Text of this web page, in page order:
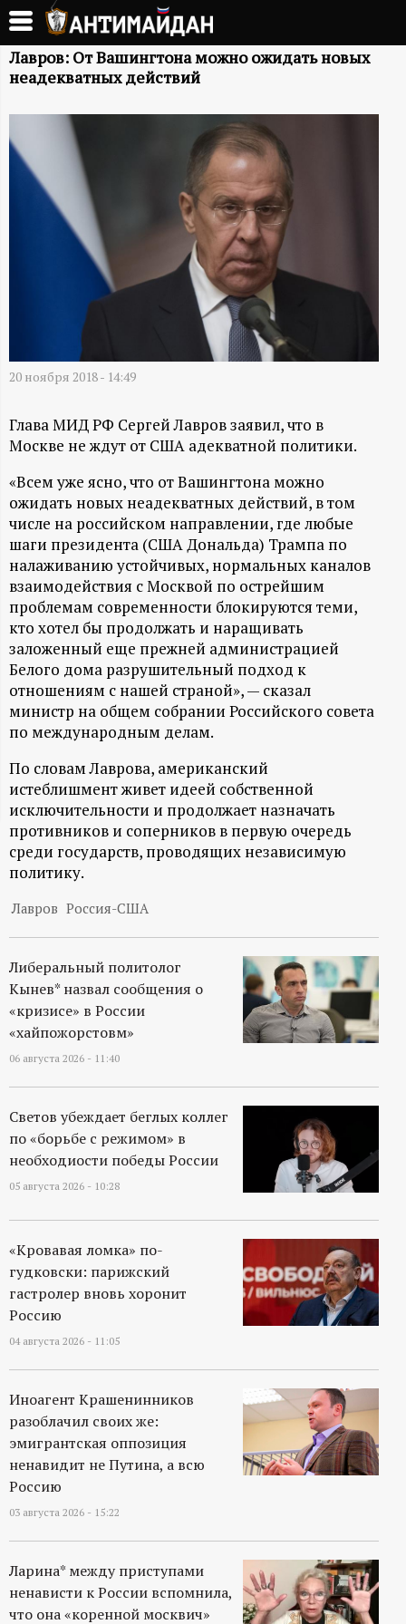
Перейти
основному
содержанию
А
Т
Д
Н
-
и
н
ф
о
р
м
а
ц
и
о
н
н
ы
п
о
р
т
а
л
Лавров: От Вашингтона можно ожидать новых
неадекватных действий
20 ноября 2018 - 14:49
Глава МИД РФ Сергей Лавров заявил, что в
Москве не ждут от США адекватной политики.
«Всем уже ясно, что от Вашингтона можно
ожидать новых неадекватных действий, в том
числе на российском направлении, где любые
шаги президента (США Дональда) Трампа по
налаживанию устойчивых, нормальных каналов
взаимодействия с Москвой по острейшим
проблемам современности блокируются теми,
кто хотел бы продолжать и наращивать
заложенный еще прежней администрацией
Белого дома разрушительный подход к
отношениям с нашей страной», — сказал
министр на общем собрании Российского совета
по международным делам.
По словам Лаврова, американский
истеблишмент живет идеей собственной
исключительности и продолжает назначать
противников и соперников в первую очередь
среди государств, проводящих независимую
политику.
Лавров Россия-США
Либеральный политолог
Кынев* назвал сообщения о
«кризисе» в России
«хайпожорстовм»
06 августа 2026 - 11:40
Светов убеждает беглых коллег
по «борьбе с режимом» в
необходиости победы России
05 августа 2026 - 10:28
«Кровавая ломка» по-
гудковски: парижский
гастролер вновь хоронит
Россию
04 августа 2026 - 11:05
Иноагент Крашенинников
разоблачил своих же:
эмигрантская оппозиция
ненавидит не Путина, а всю
Россию
03 августа 2026 - 15:22
Ларина* между приступами
ненависти к России вспомнила,
что она «коренной москвич»